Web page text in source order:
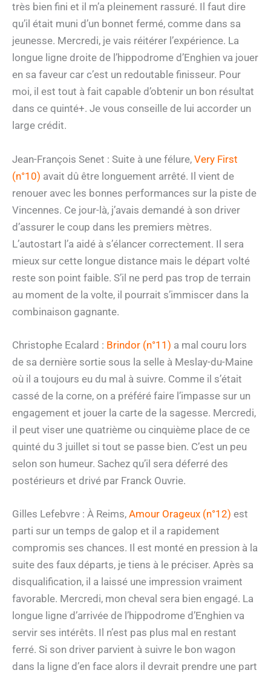
très bien fini et il m’a pleinement rassuré. Il faut dire
qu’il était muni d’un bonnet fermé, comme dans sa
jeunesse. Mercredi, je vais réitérer l’expérience. La
longue ligne droite de l’hippodrome d’Enghien va jouer
en sa faveur car c’est un redoutable finisseur. Pour
moi, il est tout à fait capable d’obtenir un bon résultat
dans ce quinté+. Je vous conseille de lui accorder un
large crédit.
Jean-François Senet : Suite à une félure, Very First
(n°10) avait dû être longuement arrêté. Il vient de
renouer avec les bonnes performances sur la piste de
Vincennes. Ce jour-là, j’avais demandé à son driver
d’assurer le coup dans les premiers mètres.
L’autostart l’a aidé à s’élancer correctement. Il sera
mieux sur cette longue distance mais le départ volté
reste son point faible. S’il ne perd pas trop de terrain
au moment de la volte, il pourrait s’immiscer dans la
combinaison gagnante.
Christophe Ecalard : Brindor (n°11) a mal couru lors
de sa dernière sortie sous la selle à Meslay-du-Maine
où il a toujours eu du mal à suivre. Comme il s’était
cassé de la corne, on a préféré faire l’impasse sur un
engagement et jouer la carte de la sagesse. Mercredi,
il peut viser une quatrième ou cinquième place de ce
quinté du 3 juillet si tout se passe bien. C’est un peu
selon son humeur. Sachez qu’il sera déferré des
postérieurs et drivé par Franck Ouvrie.
Gilles Lefebvre : À Reims, Amour Orageux (n°12) est
parti sur un temps de galop et il a rapidement
compromis ses chances. Il est monté en pression à la
suite des faux départs, je tiens à le préciser. Après sa
disqualification, il a laissé une impression vraiment
favorable. Mercredi, mon cheval sera bien engagé. La
longue ligne d’arrivée de l’hippodrome d’Enghien va
servir ses intérêts. Il n’est pas plus mal en restant
ferré. Si son driver parvient à suivre le bon wagon
dans la ligne d’en face alors il devrait prendre une part